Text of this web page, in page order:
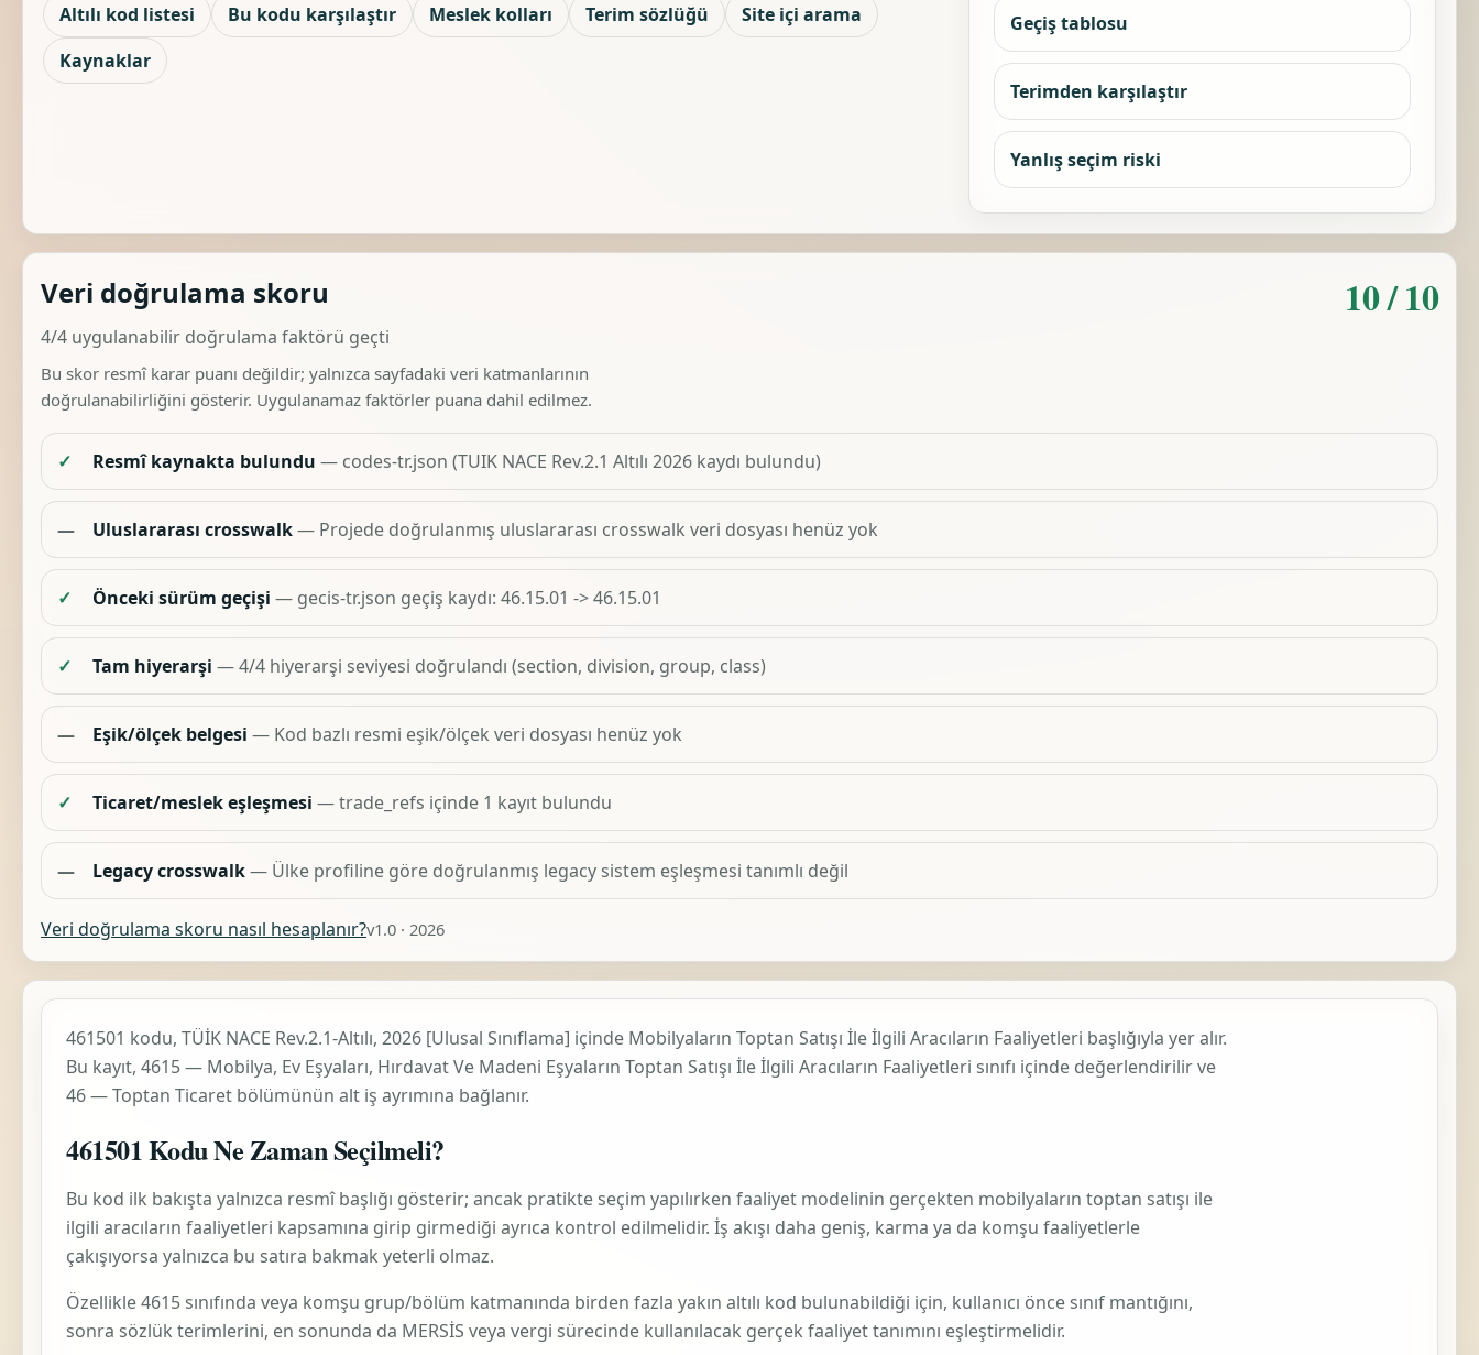
Altılı kod listesi Bu kodu karşılaştır Meslek kolları Terim sözlüğü
Site içi arama
Kaynaklar
Geçiş tablosu
Terimden karşılaştır
Yanlış seçim riski
Veri doğrulama skoru
4/4 uygulanabilir doğrulama faktörü geçti
Bu skor resmî karar puanı değildir; yalnızca sayfadaki veri katmanlarının
doğrulanabilirliğini gösterir. Uygulanamaz faktörler puana dahil edilmez.
10 / 10
✓ Resmî kaynakta bulundu — codes-tr.json (TUIK NACE Rev.2.1 Altılı 2026 kaydı bulundu)
— Uluslararası crosswalk— Projede doğrulanmış uluslararası crosswalk veri dosyası henüz yok
✓ Önceki sürüm geçişi — gecis-tr.json geçiş kaydı: 46.15.01 -> 46.15.01
✓ Tam hiyerarşi — 4/4 hiyerarşi seviyesi doğrulandı (section, division, group, class)
— Eşik/ölçek belgesi — Kod bazlı resmi eşik/ölçek veri dosyası henüz yok
✓ Ticaret/meslek eşleşmesi — trade_refs içinde 1 kayıt bulundu
— Legacy crosswalk— Ülke profiline göre doğrulanmış legacy sistem eşleşmesi tanımlı değil
Veri doğrulama skoru nasıl hesaplanır?v1.0 · 2026
461501 kodu, TÜİK NACE Rev.2.1-Altılı, 2026 [Ulusal Sınıflama] içinde Mobilyaların Toptan Satışı İle İlgili Aracıların Faaliyetleri başlığıyla yer alır.
Bu kayıt, 4615 — Mobilya, Ev Eşyaları, Hırdavat Ve Madeni Eşyaların Toptan Satışı İle İlgili Aracıların Faaliyetleri sınıfı içinde değerlendirilir ve
46 — Toptan Ticaret bölümünün alt iş ayrımına bağlanır.
461501 Kodu Ne Zaman Seçilmeli?
Bu kod ilk bakışta yalnızca resmî başlığı gösterir; ancak pratikte seçim yapılırken faaliyet modelinin gerçekten mobilyaların toptan satışı ile
ilgili aracıların faaliyetleri kapsamına girip girmediği ayrıca kontrol edilmelidir. İş akışı daha geniş, karma ya da komşu faaliyetlerle
çakışıyorsa yalnızca bu satıra bakmak yeterli olmaz.
Özellikle 4615 sınıfında veya komşu grup/bölüm katmanında birden fazla yakın altılı kod bulunabildiği için, kullanıcı önce sınıf mantığını,
sonra sözlük terimlerini, en sonunda da MERSİS veya vergi sürecinde kullanılacak gerçek faaliyet tanımını eşleştirmelidir.